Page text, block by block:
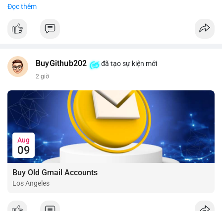
#vlikevn
📰 Nguồn: CoinDesk
Đọc thêm
BuyGithub202 đã tạo sự kiện mới
2 giờ
Aug
09
Buy Old Gmail Accounts
Los Angeles